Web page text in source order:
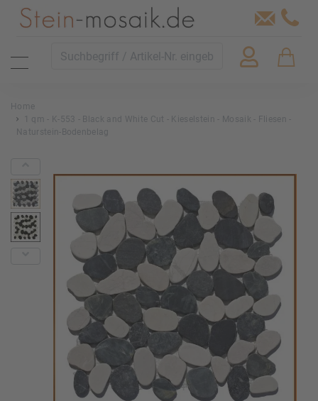
Home
1 qm - K-553 - Black and White Cut - Kieselstein - Mosaik - Fliesen -
Naturstein-Bodenbelag